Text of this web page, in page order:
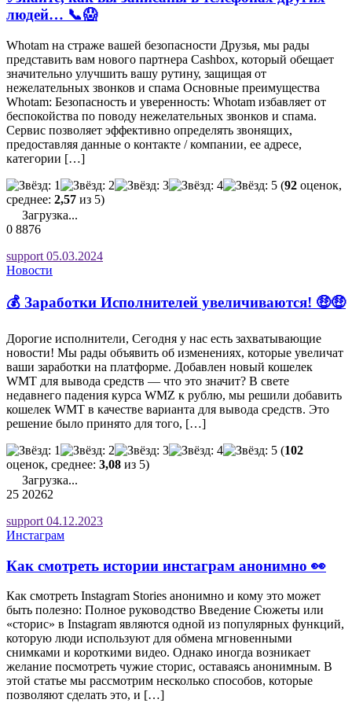
людей… 📞😱
Whotam на страже вашей безопасности Друзья, мы рады
представить вам нового партнера Cashbox, который обещает
значительно улучшить вашу рутину, защищая от
нежелательных звонков и спама Основные преимущества
Whotam: Безопасность и уверенность: Whotam избавляет от
беспокойства по поводу нежелательных звонков и спама.
Сервис позволяет эффективно определять звонящих,
предоставляя данные о контакте / компании, ее адресе,
категории […]
(92 оценок,
среднее: 2,57 из 5)
Загрузка...
0 8876
support 05.03.2024
Новости
💰 Заработки Исполнителей увеличиваются! 🤑🤑
Дорогие исполнители, Сегодня у нас есть захватывающие
новости! Мы рады объявить об изменениях, которые увеличат
ваши заработки на платформе. Добавлен новый кошелек
WMT для вывода средств — что это значит? В свете
недавнего падения курса WMZ к рублю, мы решили добавить
кошелек WMT в качестве варианта для вывода средств. Это
решение было принято для того, […]
(102
оценок, среднее: 3,08 из 5)
Загрузка...
25 20262
support 04.12.2023
Инстаграм
Как смотреть истории инстаграм анонимно 👀
Как смотреть Instagram Stories анонимно и кому это может
быть полезно: Полное руководство Введение Сюжеты или
«сторис» в Instagram являются одной из популярных функций,
которую люди используют для обмена мгновенными
снимками и короткими видео. Однако иногда возникает
желание посмотреть чужие сторис, оставаясь анонимным. В
этой статье мы рассмотрим несколько способов, которые
позволяют сделать это, и […]